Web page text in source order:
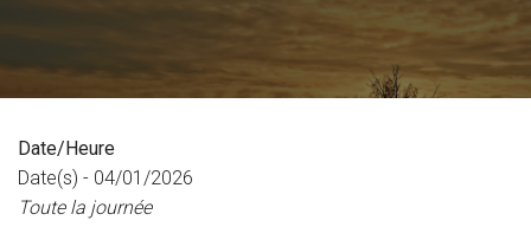
Date/Heure
Date(s) - 04/01/2026
Toute la journée